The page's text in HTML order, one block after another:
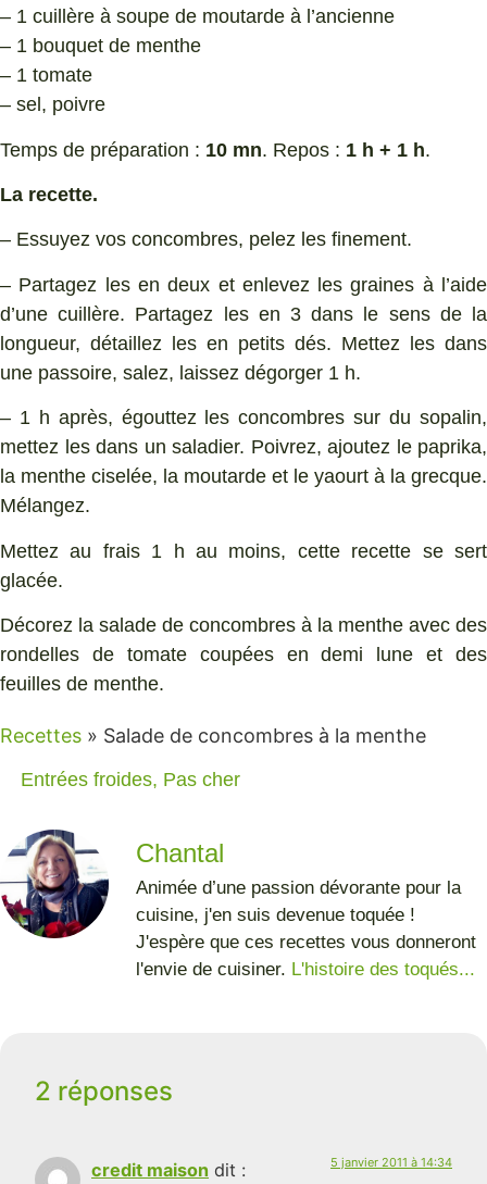
– 1 cuillère à soupe de moutarde à l’ancienne
– 1 bouquet de menthe
– 1 tomate
– sel, poivre
Temps de préparation : 10 mn. Repos : 1 h + 1 h.
La recette.
– Essuyez vos concombres, pelez les finement.
– Partagez les en deux et enlevez les graines à l’aide
d’une cuillère. Partagez les en 3 dans le sens de la
longueur, détaillez les en petits dés. Mettez les dans
une passoire, salez, laissez dégorger 1 h.
– 1 h après, égouttez les concombres sur du sopalin,
mettez les dans un saladier. Poivrez, ajoutez le paprika,
la menthe ciselée, la moutarde et le yaourt à la grecque.
Mélangez.
Mettez au frais 1 h au moins, cette recette se sert
glacée.
Décorez la salade de concombres à la menthe avec des
rondelles de tomate coupées en demi lune et des
feuilles de menthe.
Recettes » Salade de concombres à la menthe
Entrées froides, Pas cher
Chantal
Animée d’une passion dévorante pour la
cuisine, j'en suis devenue toquée !
J'espère que ces recettes vous donneront
l'envie de cuisiner. L'histoire des toqués...
2 réponses
credit maison dit : 5 janvier 2011 à 14:34